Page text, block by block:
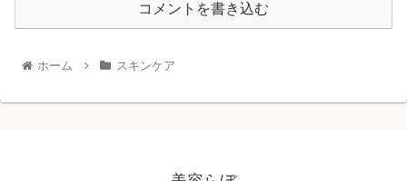
コメントを書き込む
ホーム スキンケア